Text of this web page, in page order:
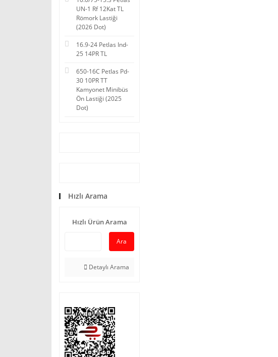
UN-1 Rf 12Kat TL
Römork Lastiği
(2026 Dot)
16.9-24 Petlas Ind-
25 14PR TL
650-16C Petlas Pd-
30 10PR TT
Kamyonet Minibüs
Ön Lastiği (2025
Dot)
Hızlı Arama
Hızlı Ürün Arama
Ara
Detaylı Arama